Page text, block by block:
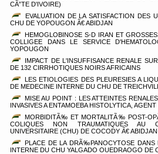
CÃ”TE D'IVOIRE)
EVALUATION DE LA SATISFACTION DES
CHU DE YOPOUGON Ã€ ABIDJAN
HEMOGLOBINOSE S-D IRAN ET
COLLIGEE DANS LE SERVICE
YOPOUGON
IMPACT DE L'INSUFFISANCE RENALE
DE 132 CIRRHOTIQUES NOIRS AFRICAINS
LES ETIOLOGIES DES PLEURESIES A
DE MEDECINE INTERNE DU CHU DE
MISE AU POINT : LES ATTEINTES
INVASIVES A ENTAMOEBA HISTOLYTICA,
MORBIDITÃ‰ ET MORTALITÃ‰ POST-
COLIQUES NON TRAUMATIQUES AU
UNIVERSITAIRE (CHU) DE COCODY Ã€ ABIDJAN
PLACE DE LA DRÃ‰PANOCYTOSE
INTERNE DU CHU YALGADO OUEDRAOGO DE